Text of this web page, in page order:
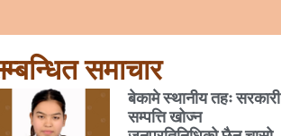
समाचार
बेकामे स्थानीय तहः सरकारी
सम्पत्ति खोज्न